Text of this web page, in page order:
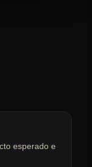
esperado e